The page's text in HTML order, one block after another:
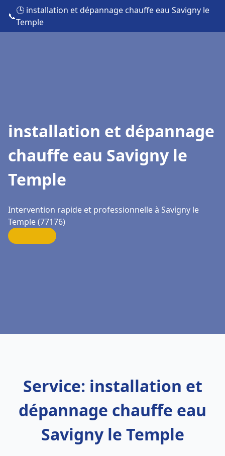
📞
🕒 installation et dépannage chauffe eau Savigny le
Temple
installation et dépannage
chauffe eau Savigny le
Temple
Intervention rapide et professionnelle à Savigny le
Temple (77176)
Service: installation et
dépannage chauffe eau
Savigny le Temple